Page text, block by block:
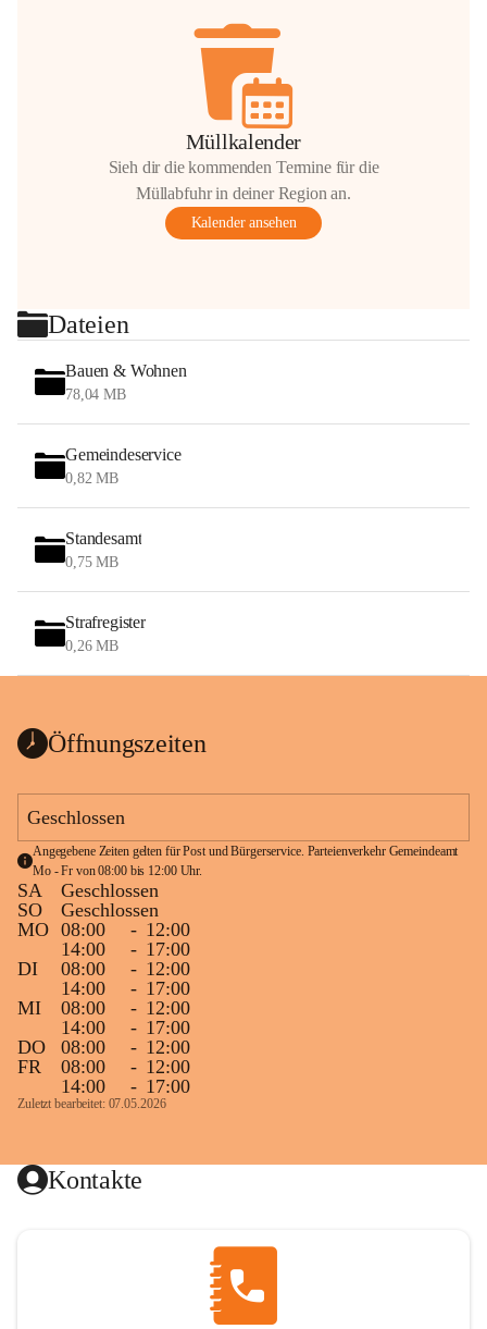
Müllkalender
Sieh dir die kommenden Termine für die
Müllabfuhr in deiner Region an.
Kalender ansehen
Dateien
Bauen & Wohnen
78,04 MB
Gemeindeservice
0,82 MB
Standesamt
0,75 MB
Strafregister
0,26 MB
Öffnungszeiten
Geschlossen
Angegebene Zeiten gelten für Post und Bürgerservice. Parteienverkehr Gemeindeamt
Mo - Fr von 08:00 bis 12:00 Uhr.
SA
Geschlossen
SO
Geschlossen
MO 08:00 - 12:00
14:00
- 17:00
DI
08:00 - 12:00
14:00
- 17:00
MI
08:00 - 12:00
14:00
- 17:00
DO
08:00 - 12:00
FR
08:00 - 12:00
14:00
- 17:00
Zuletzt bearbeitet: 07.05.2026
Kontakte